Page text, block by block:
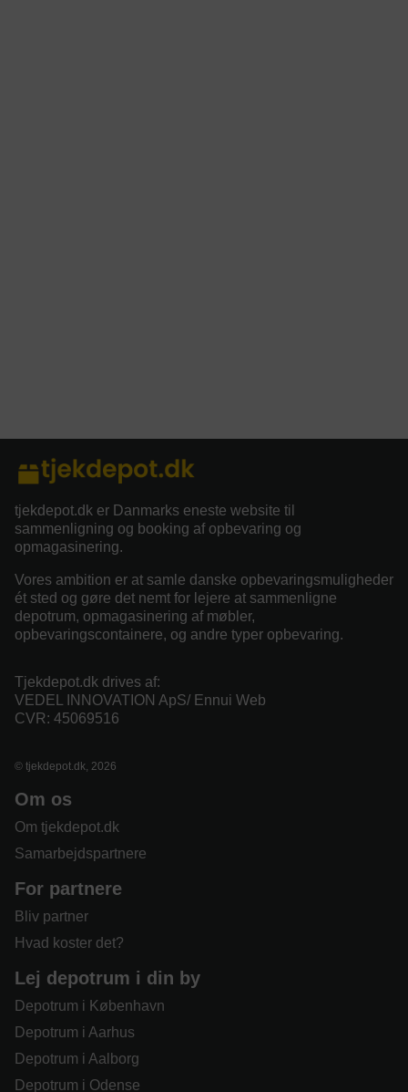
tjekdepot.dk er Danmarks eneste website til
sammenligning og booking af opbevaring og
opmagasinering.
Vores ambition er at samle danske opbevaringsmuligheder
ét sted og gøre det nemt for lejere at sammenligne
depotrum, opmagasinering af møbler,
opbevaringscontainere, og andre typer opbevaring.
Tjekdepot.dk drives af:
VEDEL INNOVATION ApS/ Ennui Web
CVR: 45069516
© tjekdepot.dk, 2026
Om os
Om tjekdepot.dk
Samarbejdspartnere
For partnere
Bliv partner
Hvad koster det?
Lej depotrum i din by
Depotrum i København
Depotrum i Aarhus
Depotrum i Aalborg
Depotrum i Odense